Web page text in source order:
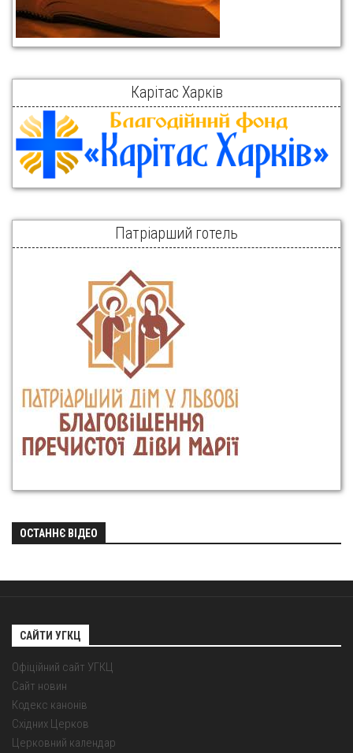
Карітас Харків
Патріарший готель
ОСТАННЄ ВІДЕО
САЙТИ УГКЦ
Офіційний сайт УГКЦ
Сайт новин
Кодекс канонів
Східних Церков
Церковний календар